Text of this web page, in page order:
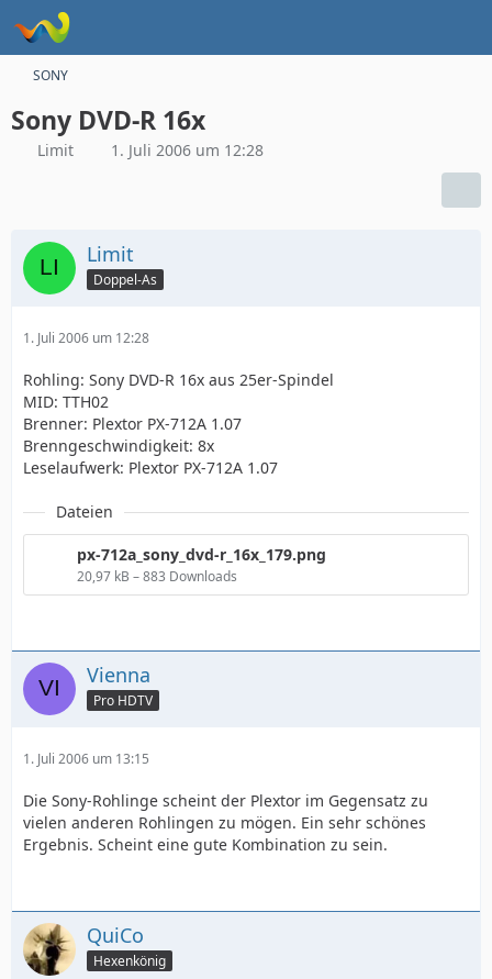
SONY
Sony DVD-R 16x
Limit 1. Juli 2006 um 12:28
Limit
Doppel-As
1. Juli 2006 um 12:28
Rohling: Sony DVD-R 16x aus 25er-Spindel
MID: TTH02
Brenner: Plextor PX-712A 1.07
Brenngeschwindigkeit: 8x
Leselaufwerk: Plextor PX-712A 1.07
Dateien
px-712a_sony_dvd-r_16x_179.png
20,97 kB – 883 Downloads
Vienna
Pro HDTV
1. Juli 2006 um 13:15
Die Sony-Rohlinge scheint der Plextor im Gegensatz zu
vielen anderen Rohlingen zu mögen. Ein sehr schönes
Ergebnis. Scheint eine gute Kombination zu sein.
QuiCo
Hexenkönig